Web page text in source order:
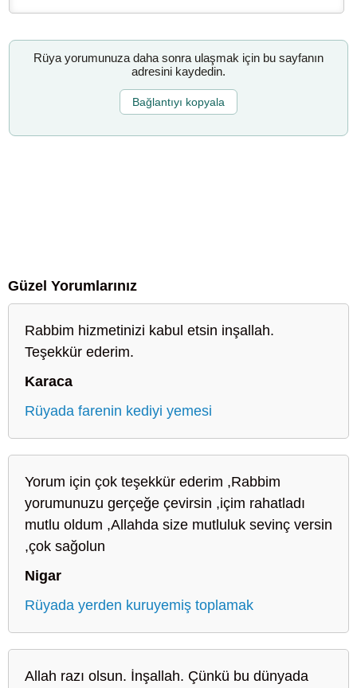
Rüya yorumunuza daha sonra ulaşmak için bu sayfanın
adresini kaydedin.
Bağlantıyı kopyala
Güzel Yorumlarınız
Rabbim hizmetinizi kabul etsin inşallah.
Teşekkür ederim.
Karaca
Rüyada farenin kediyi yemesi
Yorum için çok teşekkür ederim ,Rabbim
yorumunuzu gerçeğe çevirsin ,içim rahatladı
mutlu oldum ,Allahda size mutluluk sevinç versin
,çok sağolun
Nigar
Rüyada yerden kuruyemiş toplamak
Allah razı olsun. İnşallah. Çünkü bu dünyada